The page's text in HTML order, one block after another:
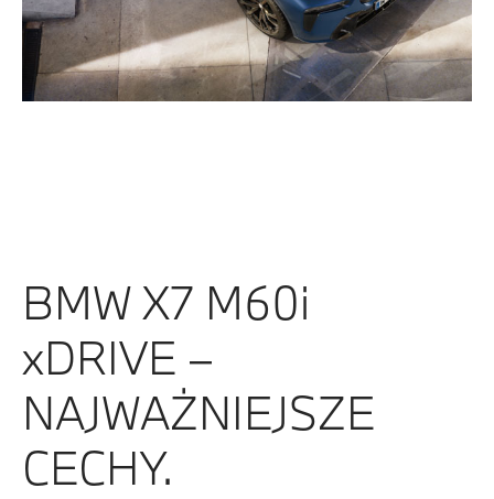
BMW X7 M60i
xDRIVE –
NAJWAŻNIEJSZE
CECHY.